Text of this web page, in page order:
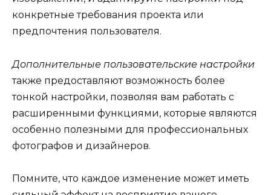
конкретные требования проекта или
предпочтения пользователя.
Дополнительные пользовательские настройки
также предоставляют возможность более
тонкой настройки, позволяя вам работать с
расширенными функциями, которые являются
особенно полезными для профессиональных
фотографов и дизайнеров.
Помните, что каждое изменение может иметь